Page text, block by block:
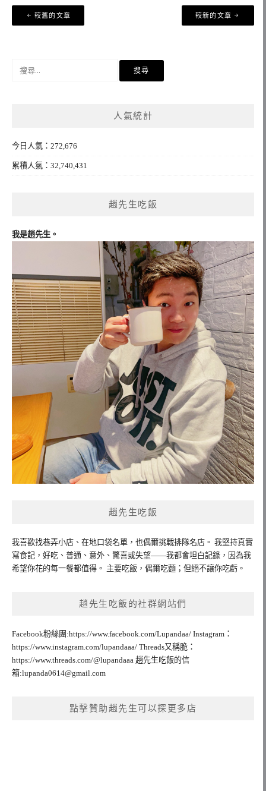
文
章
覽
較舊的文章 較新的文章
人氣統計
今日人氣：272,676
累積人氣：32,740,431
趙先生吃飯
我是趙先生。
趙先生吃飯
我喜歡找巷弄小店、在地口袋名單，也偶爾挑戰排隊名店。 我堅持真實
寫食記，好吃、普通、意外、驚喜或失望——我都會坦白記錄，因為我
希望你花的每一餐都值得。 主要吃飯，偶爾吃麵；但絕不讓你吃虧。
趙先生吃飯的社群網站們
Facebook粉絲團:https://www.facebook.com/Lupandaa/ Instagram：
https://www.instagram.com/lupandaaa/ Threads又稱脆：
https://www.threads.com/@lupandaaa 趙先生吃飯的信
箱:lupanda0614@gmail.com
點擊贊助趙先生可以探更多店